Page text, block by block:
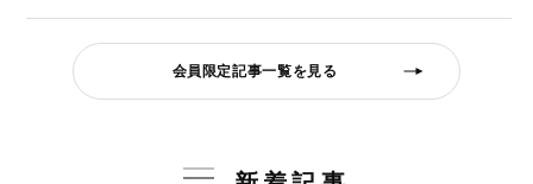
会員限定記事一覧を見る